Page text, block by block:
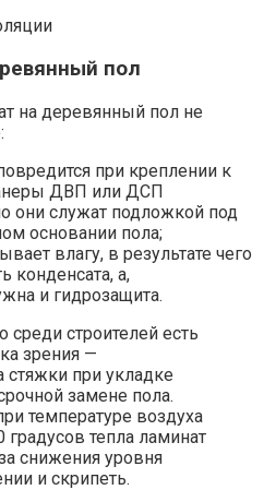
пол
на деревянный пол не
при креплении к
ДВП или ДСП
они служат подложкой под
основании пола;
влагу, в результате чего
конденсата, а,
и гидрозащита.
среди строителей есть
зрения —
стяжки при укладке
замене пола.
температуре воздуха
тепла ламинат
снижения уровня
и скрипеть.